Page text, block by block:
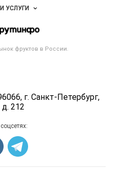
фруктов в России.
г. Санкт-Петербург,
212
рекламы
оферта
информация
персональных данных
рынка
УСЛУГИ